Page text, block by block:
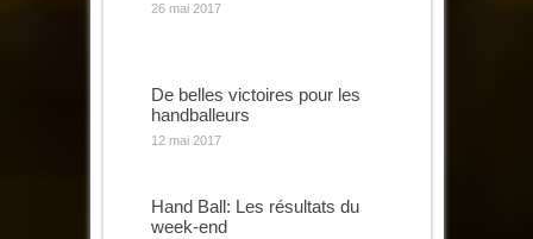
26 mai 2017
De belles victoires pour les
handballeurs
12 mai 2017
Hand Ball: Les résultats du
week-end